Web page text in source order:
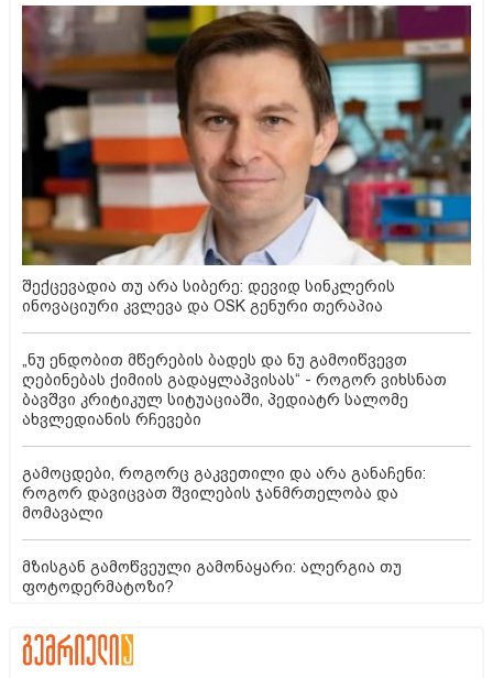
შექცევადია თუ არა სიბერე: დევიდ სინკლერის
ინოვაციური კვლევა და OSK გენური თერაპია
„ნუ ენდობით მწერების ბადეს და ნუ გამოიწვევთ
ღებინებას ქიმიის გადაყლაპვისას“ - როგორ ვიხსნათ
ბავშვი კრიტიკულ სიტუაციაში, პედიატრ სალომე
ახვლედიანის რჩევები
გამოცდები, როგორც გაკვეთილი და არა განაჩენი:
როგორ დავიცვათ შვილების ჯანმრთელობა და
მომავალი
მზისგან გამოწვეული გამონაყარი: ალერგია თუ
ფოტოდერმატოზი?